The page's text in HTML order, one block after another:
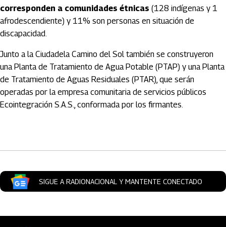
corresponden a comunidades étnicas (128 indígenas y 1
afrodescendiente) y 11% son personas en situación de
discapacidad.
Junto a la Ciudadela Camino del Sol también se construyeron
una Planta de Tratamiento de Agua Potable (PTAP) y una Planta
de Tratamiento de Aguas Residuales (PTAR), que serán
operadas por la empresa comunitaria de servicios públicos
Ecointegración S.A.S., conformada por los firmantes.
SIGUE A RADIONACIONAL Y MANTENTE CONECTADO